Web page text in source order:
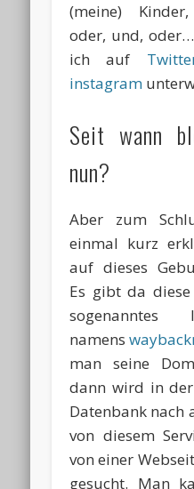
(meine)
oder, und,
ich auf
instagram
Seit wann
nun?
Aber zum
einmal kurz
auf dieses
Es gibt da
sogenanntes
namens
man seine
dann wird in
Datenbank nach
von diesem
von einer
gesucht. Man